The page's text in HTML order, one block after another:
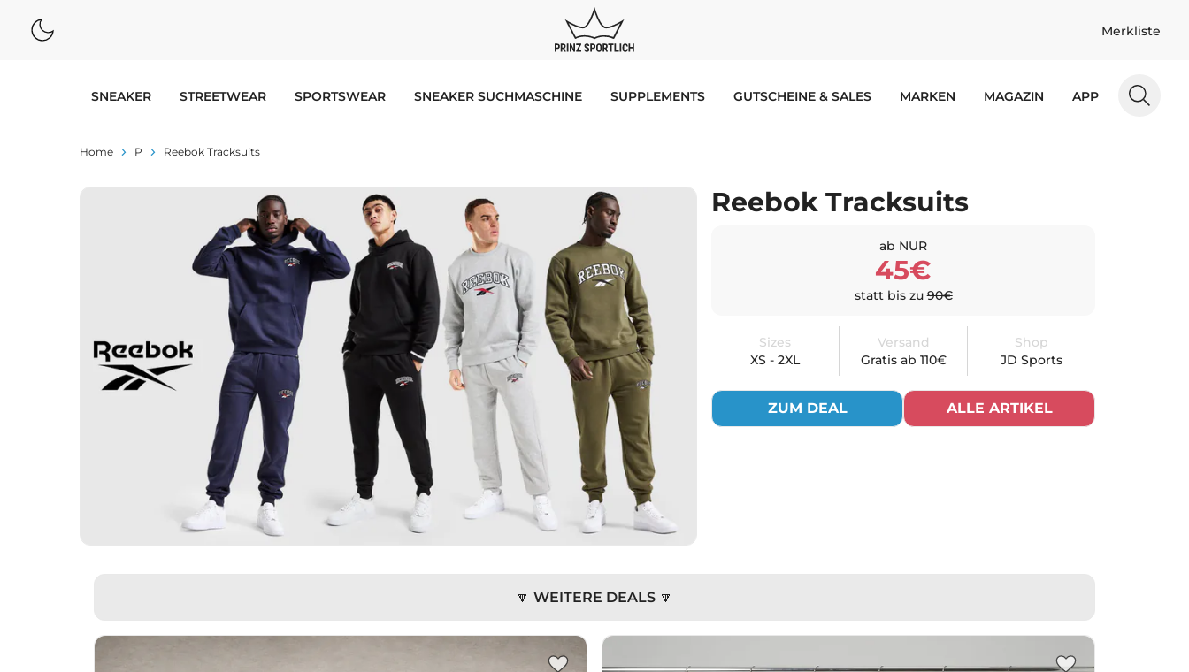
Merkliste
SNEAKER STREETWEAR SPORTSWEAR SNEAKER SUCHMASCHINE SUPPLEMENTS GUTSCHEINE & SALES MARKEN MAGAZIN APP
Home P Reebok Tracksuits
Reebok Tracksuits
ab NUR
45€
statt bis zu90€
Sizes
XS - 2XL
Versand
Gratis ab 110€
Shop
JD Sports
ZUM DEAL ALLE ARTIKEL
🔽 WEITERE DEALS 🔽